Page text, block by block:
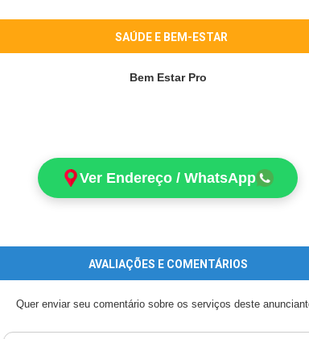
SAÚDE E BEM-ESTAR
Bem Estar Pro
Ver Endereço / WhatsApp
AVALIAÇÕES E COMENTÁRIOS
Quer enviar seu comentário sobre os serviços deste